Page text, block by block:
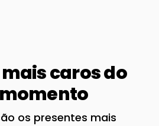
caros do
os presentes mais